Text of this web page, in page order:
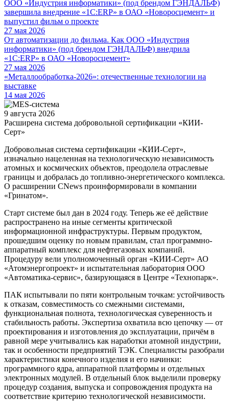
ООО «Индустрия информатики» (под брендом ГЭНДАЛЬФ)
завершила внедрение «1С:ERP» в ОАО «Новоросцемент» и
выпустил фильм о проекте
27 мая 2026
От автоматизации до фильма. Как ООО «Индустрия
информатики» (под брендом ГЭНДАЛЬФ) внедрила
«1С:ERP» в ОАО «Новоросцемент»
27 мая 2026
«Металлообработка-2026»: отечественные технологии на
выставке
14 мая 2026
9 августа 2026
Расширена система добровольной сертификации «КИИ-
Серт»
Добровольная система сертификации «КИИ-Серт»,
изначально нацеленная на технологическую независимость
атомных и космических объектов, преодолела отраслевые
границы и добралась до топливно-энергетического комплекса.
О расширении CNews проинформировали в компании
«Гринатом».
Старт системе был дан в 2024 году. Теперь же её действие
распространено на иные сегменты критической
информационной инфраструктуры. Первым продуктом,
прошедшим оценку по новым правилам, стал программно-
аппаратный комплекс для нефтегазовых компаний.
Процедуру вели уполномоченный орган «КИИ-Серт» АО
«Атомэнергопроект» и испытательная лаборатория ООО
«Автоматика-сервис», базирующаяся в Центре «Технопарк».
ПАК испытывали по пяти контрольным точкам: устойчивость
к отказам, совместимость со смежными системами,
функциональная полнота, технологическая суверенность и
стабильность работы. Экспертиза охватила всю цепочку — от
проектирования и изготовления до эксплуатации, причём в
равной мере учитывались как наработки атомной индустрии,
так и особенности предприятий ТЭК. Специалисты разобрали
характеристики конечного изделия и его начинки:
программного ядра, аппаратной платформы и отдельных
электронных модулей. В отдельный блок выделили проверку
процедур создания, выпуска и сопровождения продукта на
соответствие критерию технологической независимости.